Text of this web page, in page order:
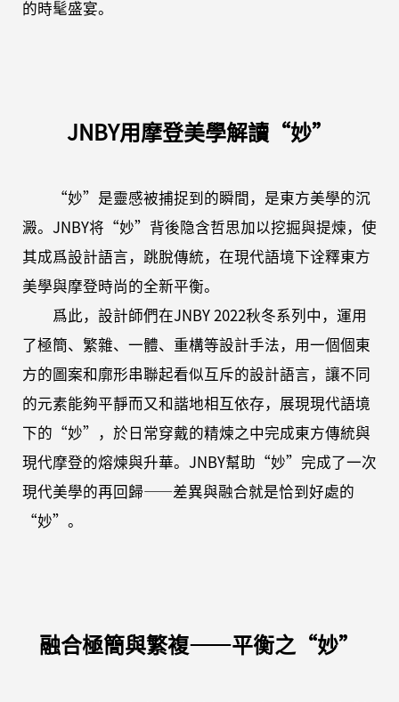
的時髦盛宴。
JNBY用摩登美學解讀“妙”
“妙”是靈感被捕捉到的瞬間，是東方美學的沉
澱。JNBY将“妙”背後隐含哲思加以挖掘與提煉，使
其成爲設計語言，跳脫傳統，在現代語境下诠釋東方
美學與摩登時尚的全新平衡。
爲此，設計師們在JNBY 2022秋冬系列中，運用
了極簡、繁雜、一體、重構等設計手法，用一個個東
方的圖案和廓形串聯起看似互斥的設計語言，讓不同
的元素能夠平靜而又和諧地相互依存，展現現代語境
下的“妙”，於日常穿戴的精煉之中完成東方傳統與
現代摩登的熔煉與升華。JNBY幫助“妙”完成了一次
現代美學的再回歸——差異與融合就是恰到好處的
“妙”。
融合極簡與繁複——平衡之“妙”